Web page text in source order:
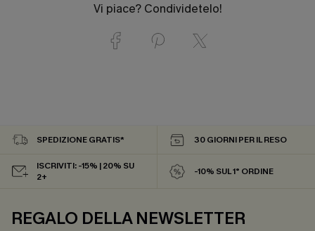
Vi piace? Condividetelo!
SPEDIZIONE GRATIS* 30 GIORNI PER IL RESO
ISCRIVITI: -15% | 20% SU
2+
-10% SUL 1° ORDINE
REGALO DELLA NEWSLETTER